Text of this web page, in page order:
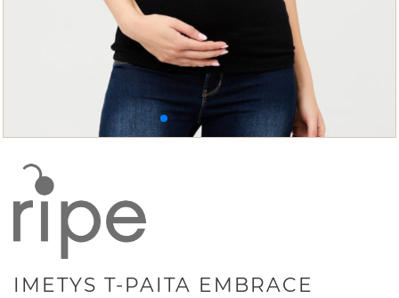
IMETYS T-PAITA EMBRACE